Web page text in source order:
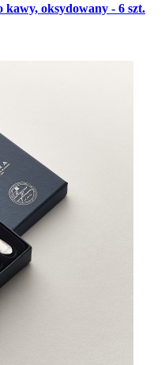
kawy, oksydowany - 6 szt.